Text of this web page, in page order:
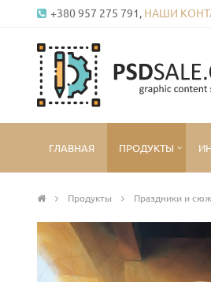
+380 957 275 791, НАШИ
ГЛАВНАЯ ПРОДУКТЫ
Продукты Праздники и